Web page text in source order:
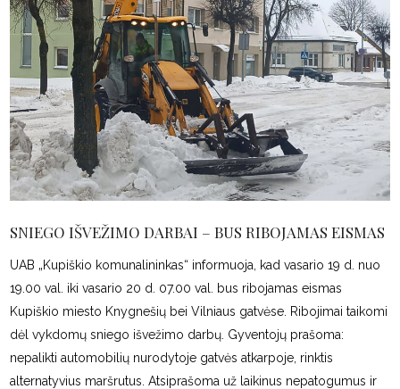
SNIEGO IŠVEŽIMO DARBAI – BUS RIBOJAMAS EISMAS
UAB „Kupiškio komunalininkas“ informuoja, kad vasario 19 d. nuo
19.00 val. iki vasario 20 d. 07.00 val. bus ribojamas eismas
Kupiškio miesto Knygnešių bei Vilniaus gatvėse. Ribojimai taikomi
dėl vykdomų sniego išvežimo darbų. Gyventojų prašoma:
nepalikti automobilių nurodytoje gatvės atkarpoje, rinktis
alternatyvius maršrutus. Atsiprašoma už laikinus nepatogumus ir